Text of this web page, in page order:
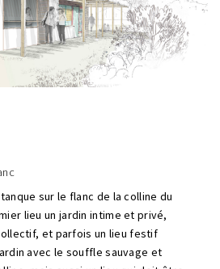
sur le flanc de la colline du
lieu un jardin intime et privé,
et parfois un lieu festif
avec le souffle sauvage et